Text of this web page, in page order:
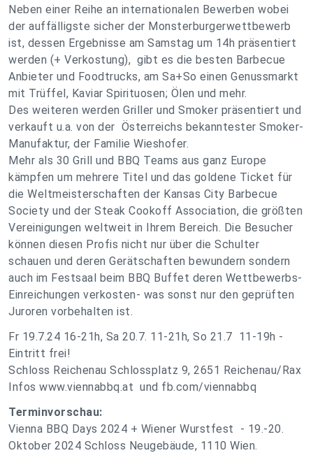
Neben einer Reihe an internationalen Bewerben wobei
der auffälligste sicher der Monsterburgerwettbewerb
ist, dessen Ergebnisse am Samstag um 14h präsentiert
werden (+ Verkostung), gibt es die besten Barbecue
Anbieter und Foodtrucks, am Sa+So einen Genussmarkt
mit Trüffel, Kaviar Spirituosen; Ölen und mehr.
Des weiteren werden Griller und Smoker präsentiert und
verkauft u.a. von der Österreichs bekanntester Smoker-
Manufaktur, der Familie Wieshofer.
Mehr als 30 Grill und BBQ Teams aus ganz Europe
kämpfen um mehrere Titel und das goldene Ticket für
die Weltmeisterschaften der Kansas City Barbecue
Society und der Steak Cookoff Association, die größten
Vereinigungen weltweit in Ihrem Bereich. Die Besucher
können diesen Profis nicht nur über die Schulter
schauen und deren Gerätschaften bewundern sondern
auch im Festsaal beim BBQ Buffet deren Wettbewerbs-
Einreichungen verkosten- was sonst nur den geprüften
Juroren vorbehalten ist.
Fr 19.7.24 16-21h, Sa 20.7. 11-21h, So 21.7 11-19h -
Eintritt frei!
Schloss Reichenau Schlossplatz 9, 2651 Reichenau/Rax
Infos www.viennabbq.at und fb.com/viennabbq
Terminvorschau:
Vienna BBQ Days 2024 + Wiener Wurstfest - 19.-20.
Oktober 2024 Schloss Neugebäude, 1110 Wien.